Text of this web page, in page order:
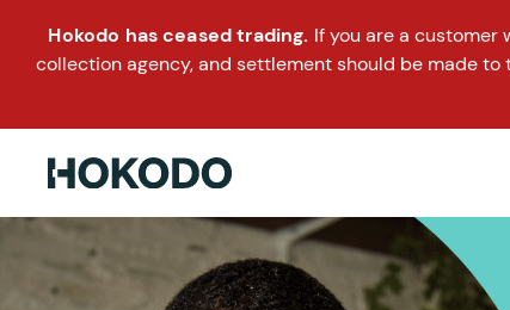
Hokodo has ceased trading. If you are a customer
collection agency, and settlement should be made